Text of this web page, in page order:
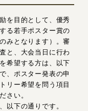
を目的として、優秀
る若手ポスター賞の
みとなります）。審
と、大会当日に行わ
希望する方は、以下
、ポスター発表の申
リー希望を問う項目
さい。
以下の通りです。